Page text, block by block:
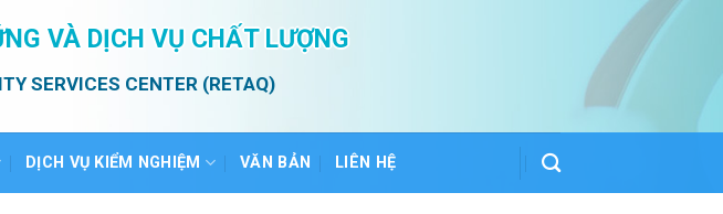
VÀ DỊCH VỤ CHẤT LƯỢNG
SERVICES CENTER (RETAQ)
DỊCH VỤ KIỂM NGHIỆM VĂN BẢN LIÊN HỆ